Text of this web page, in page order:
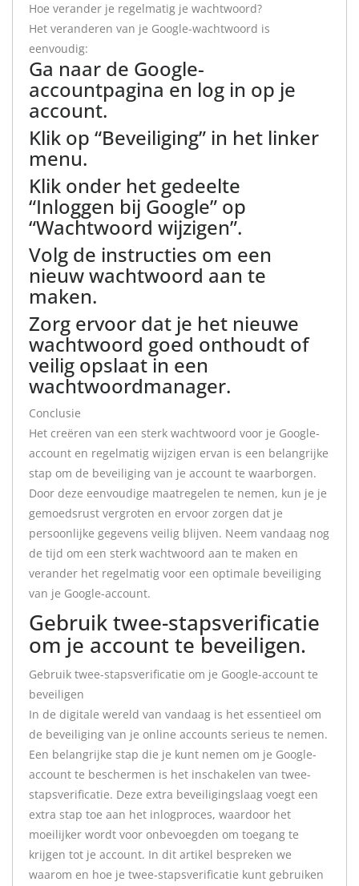
Hoe verander je regelmatig je wachtwoord?
Het veranderen van je Google-wachtwoord is
eenvoudig:
Ga naar de Google-
accountpagina en log in op je
account.
Klik op “Beveiliging” in het linker
menu.
Klik onder het gedeelte
“Inloggen bij Google” op
“Wachtwoord wijzigen”.
Volg de instructies om een
nieuw wachtwoord aan te
maken.
Zorg ervoor dat je het nieuwe
wachtwoord goed onthoudt of
veilig opslaat in een
wachtwoordmanager.
Conclusie
Het creëren van een sterk wachtwoord voor je Google-
account en regelmatig wijzigen ervan is een belangrijke
stap om de beveiliging van je account te waarborgen.
Door deze eenvoudige maatregelen te nemen, kun je je
gemoedsrust vergroten en ervoor zorgen dat je
persoonlijke gegevens veilig blijven. Neem vandaag nog
de tijd om een sterk wachtwoord aan te maken en
verander het regelmatig voor een optimale beveiliging
van je Google-account.
Gebruik twee-stapsverificatie
om je account te beveiligen.
Gebruik twee-stapsverificatie om je Google-account te
beveiligen
In de digitale wereld van vandaag is het essentieel om
de beveiliging van je online accounts serieus te nemen.
Een belangrijke stap die je kunt nemen om je Google-
account te beschermen is het inschakelen van twee-
stapsverificatie. Deze extra beveiligingslaag voegt een
extra stap toe aan het inlogproces, waardoor het
moeilijker wordt voor onbevoegden om toegang te
krijgen tot je account. In dit artikel bespreken we
waarom en hoe je twee-stapsverificatie kunt gebruiken